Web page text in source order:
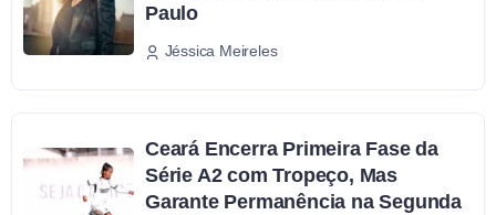
Paulo
Jéssica Meireles
Ceará Encerra Primeira Fase da
Série A2 com Tropeço, Mas
Garante Permanência na Segunda